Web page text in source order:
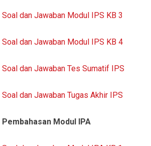
Soal dan Jawaban Modul IPS KB 3
Soal dan Jawaban Modul IPS KB 4
Soal dan Jawaban Tes Sumatif IPS
Soal dan Jawaban Tugas Akhir IPS
Pembahasan Modul IPA